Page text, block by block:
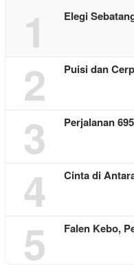
1 Elegi
2 Puisi dan
3 Perjalanan
4 Cinta di
5 Falen Kebo,